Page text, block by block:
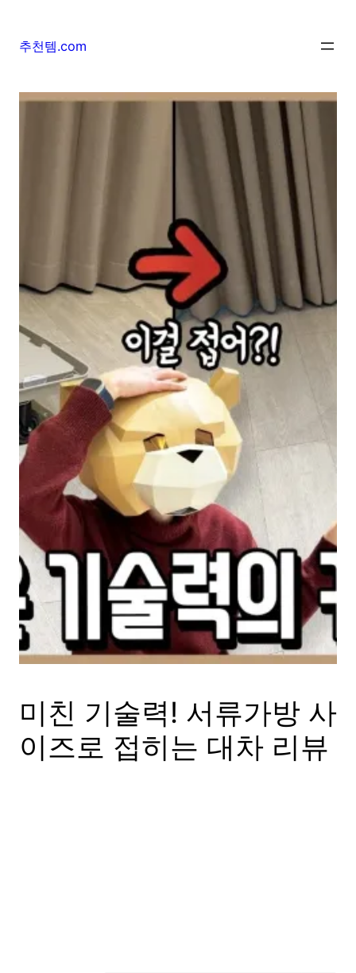
추천템.com
미친 기술력! 서류가방 사
이즈로 접히는 대차 리뷰